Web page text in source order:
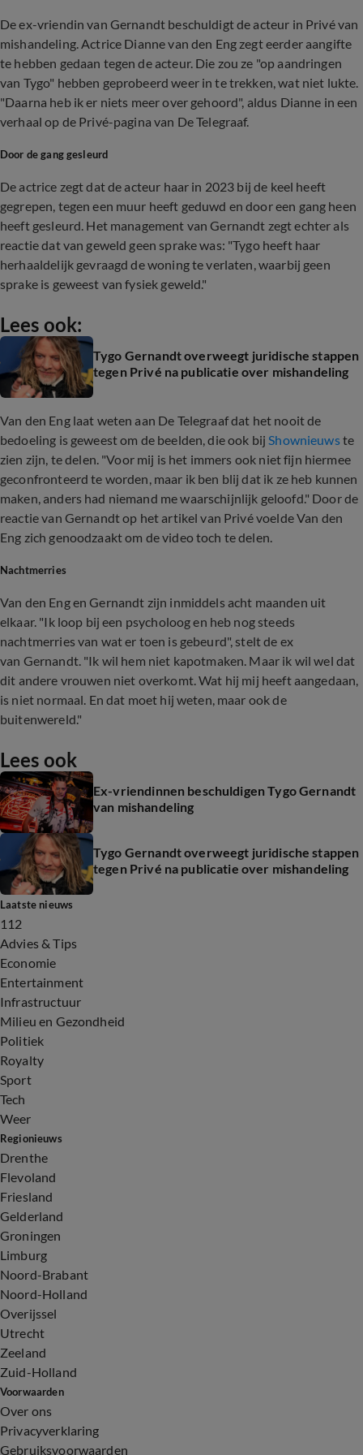
De ex-vriendin van Gernandt beschuldigt de acteur in Privé van
mishandeling. Actrice Dianne van den Eng zegt eerder aangifte
te hebben gedaan tegen de acteur. Die zou ze "op aandringen
van Tygo" hebben geprobeerd weer in te trekken, wat niet lukte.
"Daarna heb ik er niets meer over gehoord", aldus Dianne in een
verhaal op de Privé-pagina van De Telegraaf.
Door de gang gesleurd
De actrice zegt dat de acteur haar in 2023 bij de keel heeft
gegrepen, tegen een muur heeft geduwd en door een gang heen
heeft gesleurd. Het management van Gernandt zegt echter als
reactie dat van geweld geen sprake was: "Tygo heeft haar
herhaaldelijk gevraagd de woning te verlaten, waarbij geen
sprake is geweest van fysiek geweld."
Lees ook:
Tygo Gernandt overweegt juridische stappen
tegen Privé na publicatie over mishandeling
Van den Eng laat weten aan De Telegraaf dat het nooit de
bedoeling is geweest om de beelden, die ook bijShownieuwste
zien zijn, te delen. "Voor mij is het immers ook niet fijn hiermee
geconfronteerd te worden, maar ik ben blij dat ik ze heb kunnen
maken, anders had niemand me waarschijnlijk geloofd." Door de
reactie van Gernandt op het artikel van Privé voelde Van den
Eng zich genoodzaakt om de video toch te delen.
Nachtmerries
Van den Eng en Gernandt zijn inmiddels acht maanden uit
elkaar. "Ik loop bij een psycholoog en heb nog steeds
nachtmerries van wat er toen is gebeurd", stelt de ex
van Gernandt. "Ik wil hem niet kapotmaken. Maar ik wil wel dat
dit andere vrouwen niet overkomt. Wat hij mij heeft aangedaan,
is niet normaal. En dat moet hij weten, maar ook de
buitenwereld."
Lees ook
Ex-vriendinnen beschuldigen Tygo Gernandt
van mishandeling
Tygo Gernandt overweegt juridische stappen
tegen Privé na publicatie over mishandeling
Laatste nieuws
112
Advies & Tips
Economie
Entertainment
Infrastructuur
Milieu en Gezondheid
Politiek
Royalty
Sport
Tech
Weer
Regionieuws
Drenthe
Flevoland
Friesland
Gelderland
Groningen
Limburg
Noord-Brabant
Noord-Holland
Overijssel
Utrecht
Zeeland
Zuid-Holland
Voorwaarden
Over ons
Privacyverklaring
Gebruiksvoorwaarden